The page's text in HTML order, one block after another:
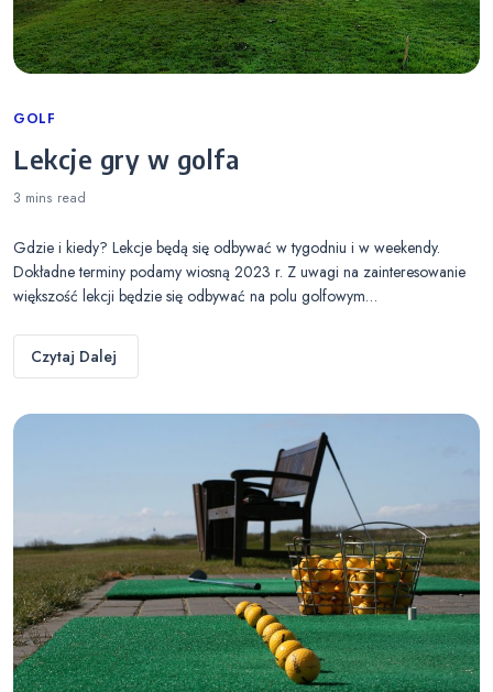
Categories
GOLF
Lekcje gry w golfa
3 mins read
Gdzie i kiedy? Lekcje będą się odbywać w tygodniu i w weekendy.
Dokładne terminy podamy wiosną 2023 r. Z uwagi na zainteresowanie
większość lekcji będzie się odbywać na polu golfowym…
Czytaj Dalej